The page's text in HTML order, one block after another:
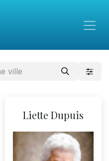
Liette Dupuis